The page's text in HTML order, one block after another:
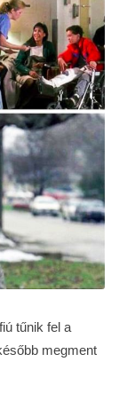
tűnik fel a
megment